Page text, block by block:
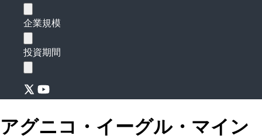
企業規模
投資期間
アグニコ・イーグル・マイン